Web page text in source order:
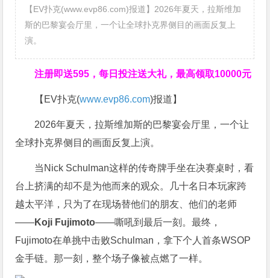
【EV扑克(www.evp86.com)报道】2026年夏天，拉斯维加
斯的巴黎宴会厅里，一个让全球扑克界侧目的画面反复上
演。
注册即送595，每日投注送大礼，最高领取10000元
【EV扑克(www.evp86.com)报道】
2026年夏天，拉斯维加斯的巴黎宴会厅里，一个让
全球扑克界侧目的画面反复上演。
当Nick Schulman这样的传奇牌手坐在决赛桌时，看
台上挤满的却不是为他而来的观众。几十名日本玩家跨
越太平洋，只为了在现场替他们的朋友、他们的老师
——Koji Fujimoto——嘶吼到最后一刻。最终，
Fujimoto在单挑中击败Schulman，拿下个人首条WSOP
金手链。那一刻，整个场子像被点燃了一样。